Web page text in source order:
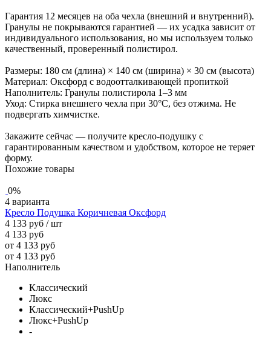
Гарантия 12 месяцев на оба чехла (внешний и внутренний).
Гранулы не покрываются гарантией — их усадка зависит от
индивидуального использования, но мы используем только
качественный, проверенный полистирол.
Размеры: 180 см (длина) × 140 см (ширина) × 30 см (высота)
Материал: Оксфорд с водоотталкивающей пропиткой
Наполнитель: Гранулы полистирола 1–3 мм
Уход: Стирка внешнего чехла при 30°C, без отжима. Не
подвергать химчистке.
Закажите сейчас — получите кресло-подушку с
гарантированным качеством и удобством, которое не теряет
форму.
Похожие товары
0%
4 варианта
Кресло Подушка Коричневая Оксфорд
4 133 руб / шт
4 133 руб
от 4 133 руб
от 4 133 руб
Наполнитель
Классический
Люкс
Классический+PushUp
Люкс+PushUp
-